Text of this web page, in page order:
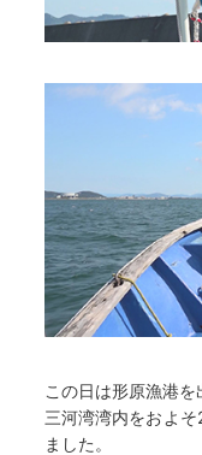
この日は形原漁港を
三河湾湾内をおよ
ました。